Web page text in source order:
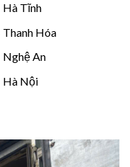
Hà Tĩnh
Thanh Hóa
Nghệ An
Hà Nội